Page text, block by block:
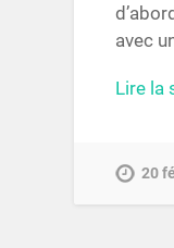
avec
Lire la
20